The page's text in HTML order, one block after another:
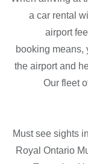
a car rental
airport
booking means,
the airport and
Our fleet
Must see sights
Royal Ontario